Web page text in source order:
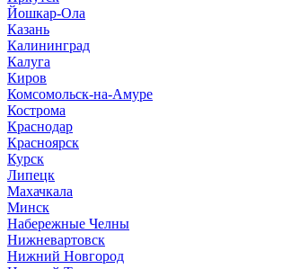
Йошкар-Ола
Казань
Калининград
Калуга
Киров
Комсомольск-на-Амуре
Кострома
Краснодар
Красноярск
Курск
Липецк
Махачкала
Минск
Набережные Челны
Нижневартовск
Нижний Новгород